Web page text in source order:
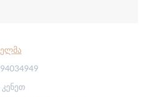
კენეთ